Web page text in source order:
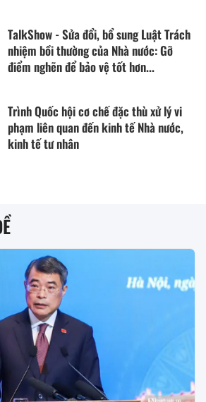
TalkShow - Sửa đổi, bổ sung Luật Trách
nhiệm bồi thường của Nhà nước: Gỡ
điểm nghẽn để bảo vệ tốt hơn...
Trình Quốc hội cơ chế đặc thù xử lý vi
phạm liên quan đến kinh tế Nhà nước,
kinh tế tư nhân